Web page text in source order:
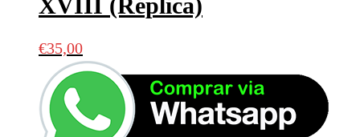
XVIII (Réplica)
€35,00